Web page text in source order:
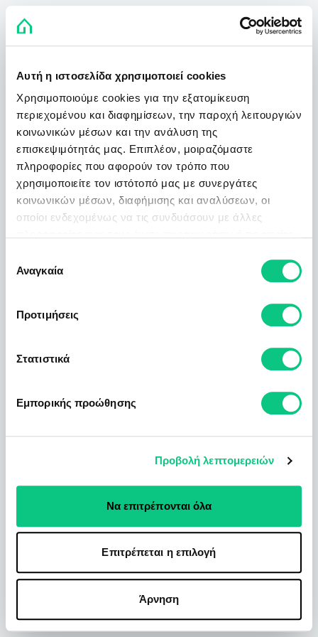
Αυτή η ιστοσελίδα χρησιμοποιεί cookies
Χρησιμοποιούμε cookies για την εξατομίκευση
περιεχομένου και διαφημίσεων, την παροχή λειτουργιών
κοινωνικών μέσων και την ανάλυση της
επισκεψιμότητάς μας. Επιπλέον, μοιραζόμαστε
πληροφορίες που αφορούν τον τρόπο που
χρησιμοποιείτε τον ιστότοπό μας με συνεργάτες
κοινωνικών μέσων, διαφήμισης και αναλύσεων, οι
οποίοι ενδεχομένως να τις συνδυάσουν με άλλες
των υπηρεσιών τους.
συγκατάθεσης
Αναγκαία
Προτιμήσεις
Στατιστικά
Εμπορικής προώθησης
Προβολή λεπτομερειών
Να επιτρέπονται όλα
Επιτρέπεται η επιλογή
Άρνηση